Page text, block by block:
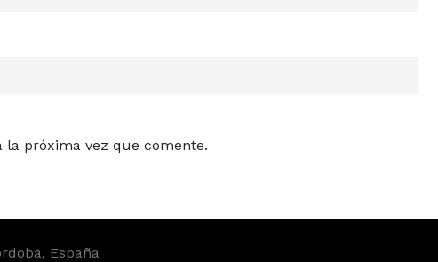
la próxima vez que comente.
España